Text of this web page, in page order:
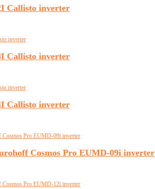
Callisto inverter
Callisto inverter
Callisto inverter
Cosmos Pro EUMD-09i inverter